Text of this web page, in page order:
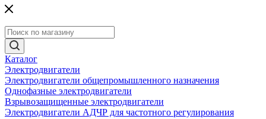
Каталог
Электродвигатели
Электродвигатели общепромышленного назначения
Однофазные электродвигатели
Взрывозащищенные электродвигатели
Электродвигатели АДЧР для частотного регулирования